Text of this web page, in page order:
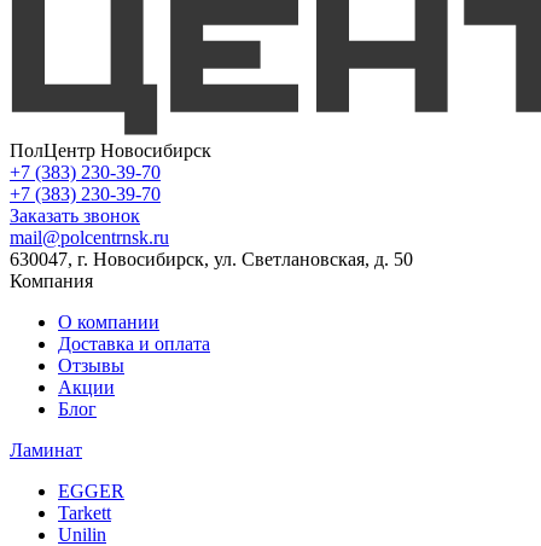
ПолЦентр Новосибирск
+7 (383) 230-39-70
+7 (383) 230-39-70
Заказать звонок
mail@polcentrnsk.ru
630047, г. Новосибирск, ул. Светлановская, д. 50
Компания
О компании
Доставка и оплата
Отзывы
Акции
Блог
Ламинат
EGGER
Tarkett
Unilin